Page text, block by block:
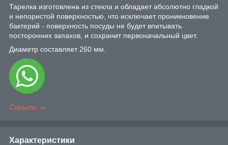
Тарелка изготовлена из стекла и обладает абсолютно гладкой
и непористой поверхностью, что исключает проникновение
бактерий - поверхность посуды не будет впитывать
посторонних запахов, и сохранит первоначальный цвет.
Диаметр составляет 260 мм.
Скрыть
Характеристики